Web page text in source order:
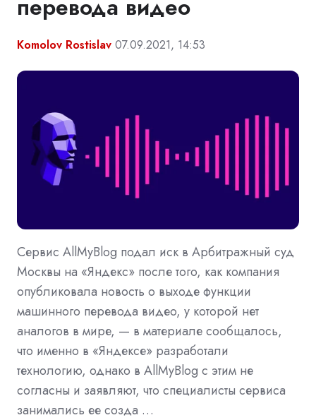
перевода видео
Komolov Rostislav 07.09.2021, 14:53
Сервис AllMyBlog подал иск в Арбитражный суд
Москвы на «Яндекс» после того, как компания
опубликовала новость о выходе функции
машинного перевода видео, у которой нет
аналогов в мире, — в материале сообщалось,
что именно в «Яндексе» разработали
технологию, однако в AllMyBlog с этим не
согласны и заявляют, что специалисты сервиса
занимались ее созда …